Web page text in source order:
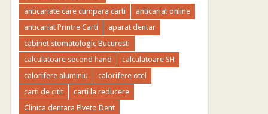
anticariate care cumpara carti
anticariat online
anticariat Printre Carti
aparat dentar
cabinet stomatologic Bucuresti
calculatoare second hand
calculatoare SH
calorifere aluminiu
calorifere otel
carti de citit
carti la reducere
Clinica dentara Elveto Dent